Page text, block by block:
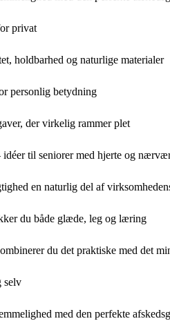
privat
holdbarhed og naturlige materialer
personlig betydning
der virkelig rammer plet
idéer til seniorer med hjerte og
en naturlig del af
du både glæde, leg og læring
du det praktiske med det
selv
med den perfekte